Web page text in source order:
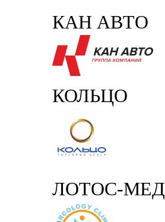
КАН АВТО
КОЛЬЦО
ЛОТОС-МЕД